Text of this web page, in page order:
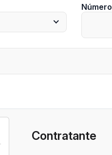
Número
Contratante